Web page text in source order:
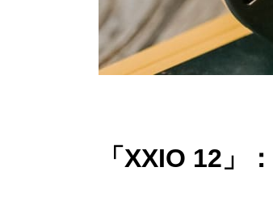
「XXIO 12」